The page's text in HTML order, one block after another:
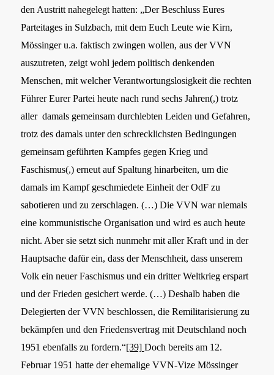
den Austritt nahegelegt hatten: „Der Beschluss Eures
Parteitages in Sulzbach, mit dem Euch Leute wie Kirn,
Mössinger u.a. faktisch zwingen wollen, aus der VVN
auszutreten, zeigt wohl jedem politisch denkenden
Menschen, mit welcher Verantwortungslosigkeit die rechten
Führer Eurer Partei heute nach rund sechs Jahren(,) trotz
aller damals gemeinsam durchlebten Leiden und Gefahren,
trotz des damals unter den schrecklichsten Bedingungen
gemeinsam geführten Kampfes gegen Krieg und
Faschismus(,) erneut auf Spaltung hinarbeiten, um die
damals im Kampf geschmiedete Einheit der OdF zu
sabotieren und zu zerschlagen. (…) Die VVN war niemals
eine kommunistische Organisation und wird es auch heute
nicht. Aber sie setzt sich nunmehr mit aller Kraft und in der
Hauptsache dafür ein, dass der Menschheit, dass unserem
Volk ein neuer Faschismus und ein dritter Weltkrieg erspart
und der Frieden gesichert werde. (…) Deshalb haben die
Delegierten der VVN beschlossen, die Remilitarisierung zu
bekämpfen und den Friedensvertrag mit Deutschland noch
1951 ebenfalls zu fordern.“[39] Doch bereits am 12.
Februar 1951 hatte der ehemalige VVN-Vize Mössinger